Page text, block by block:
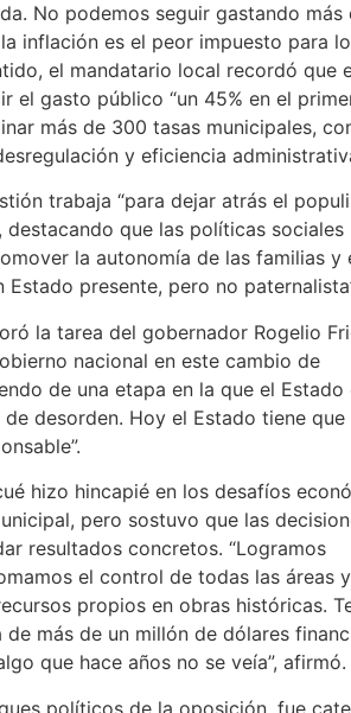
No podemos seguir gastando más
inflación es el peor impuesto para
el mandatario local recordó que
el gasto público “un 45% en el
más de 300 tasas municipales,
y eficiencia
trabaja “para dejar atrás el
destacando que las políticas sociales
la autonomía de las familias y
presente, pero no
la tarea del gobernador Rogelio
nacional en este cambio de
de una etapa en la que el Estado
desorden. Hoy el Estado tiene que
hizo hincapié en los desafíos
pero sostuvo que las
resultados concretos. “Logramos
el control de todas las áreas
propios en obras históricas.
más de un millón de dólares
que hace años no se veía”, afirmó.
políticos de la oposición, fue